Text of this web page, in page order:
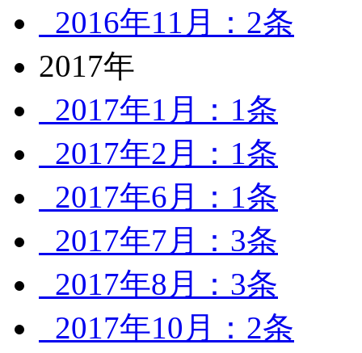
2016年11月：2条
2017年
2017年1月：1条
2017年2月：1条
2017年6月：1条
2017年7月：3条
2017年8月：3条
2017年10月：2条